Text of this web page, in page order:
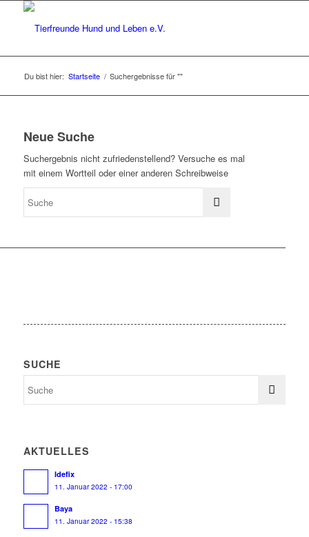
Du bist hier: Startseite / Suchergebnisse für ""
Neue Suche
Suchergebnis nicht zufriedenstellend? Versuche es mal
mit einem Wortteil oder einer anderen Schreibweise
SUCHE
AKTUELLES
Idefix
11. Januar 2022 - 17:00
Baya
11. Januar 2022 - 15:38